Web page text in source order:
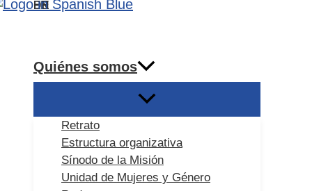
Ir
DE
EN
ES
FR
Quiénes somos
Retrato
Estructura organizativa
Sínodo de la Misión
Unidad de Mujeres y Género